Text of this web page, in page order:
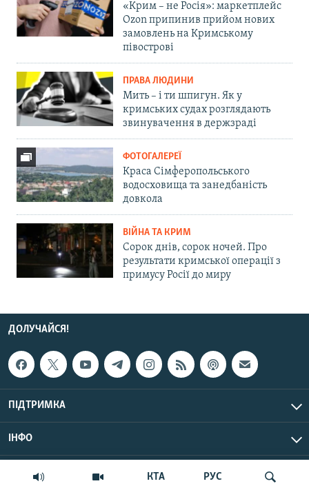
КТА РУС
«Крим – не Росія»: маркетплейс
Ozon припинив прийом нових
замовлень на Кримському
півострові
ПРАВА ЛЮДИНИ
Мить – і ти шпигун. Як у
кримських судах розглядають
звинувачення в держзраді
ФОТОГАЛЕРЕЇ
Краса Сімферопольського
водосховища та занедбаність
довкола
ВІЙНА ТА КРИМ
Сорок днів, сорок ночей. Про
результати кримської операції з
примусу Росії до миру
ДОЛУЧАЙСЯ!
ПІДТРИМКА
ІНФО
© Крим.Реалії, 2026 | Усі права застережено.